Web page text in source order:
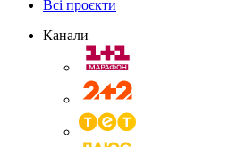
Всі проєкти
Канали